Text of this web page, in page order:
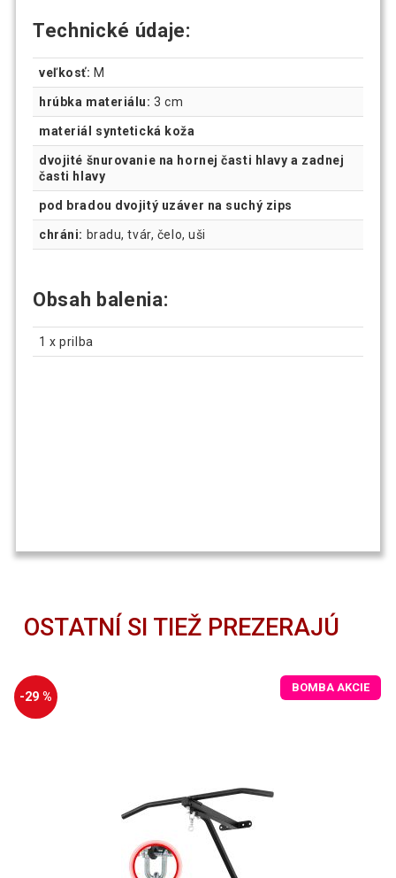
Technické údaje:
veľkosť: M
hrúbka materiálu: 3 cm
materiál syntetická koža
dvojité šnurovanie na hornej časti hlavy a zadnej
časti hlavy
pod bradou dvojitý uzáver na suchý zips
chráni: bradu, tvár, čelo, uši
Obsah balenia:
1 x prilba
OSTATNÍ SI TIEŽ PREZERAJÚ
-29 %
BOMBA AKCIE